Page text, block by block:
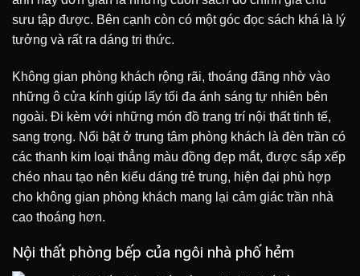
sưu tập được. Bên cạnh còn có một góc đọc sách khá là lý
tưởng và rất ra dáng tri thức.
Không gian phòng khách rộng rãi, thoáng đãng nhờ vào
những ô cửa kính giúp lấy tối đa ánh sáng tự nhiên bên
ngoài. Đi kèm với những món đồ trang trí nội thất tinh tế,
sang trọng. Nổi bật ở trung tâm phòng khách là đèn trần có
các thanh kim loại thẳng màu đồng đẹp mắt, được sắp xếp
chéo nhau tạo nên kiểu dáng trẻ trung, hiện đại phù hợp
cho không gian phòng khách mang lại cảm giác trần nhà
cao thoáng hơn.
Nội thất phòng bếp của ngôi nhà phố hẻm